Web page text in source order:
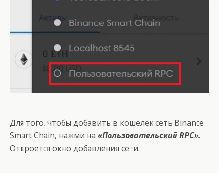
Для того, чтобы добавить в кошелёк сеть Binance
Smart Chain, нажми на «Пользовательский RPC».
Откроется окно добавления сети.